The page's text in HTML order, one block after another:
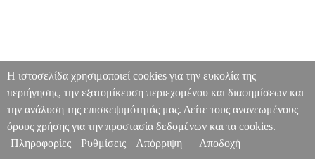
Η ιστοσελίδα χρησιμοποιεί cookies για την ευκολία της
περιήγησης, την εξατομίκευση περιεχομένου και διαφημίσεων και
την ανάλυση της επισκεψιμότητάς μας. Δείτε τους ανανεωμένους
όρους χρήσης για την προστασία δεδομένων και τα cookies.
Πληροφορίες
Ρυθμίσεις Απόρριψη Αποδοχή